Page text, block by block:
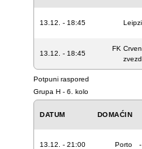
13.12. - 18:45
13.12. - 18:45
FK
Potpuni raspored
Grupa H - 6. kolo
DATUM DOMAĆIN
13.12. - 21:00 Porto -